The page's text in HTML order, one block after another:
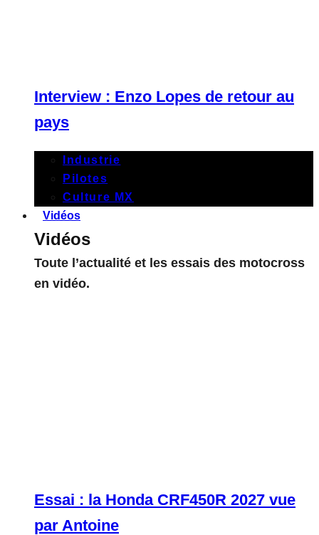
Interview : Enzo Lopes de retour au
pays
Industrie
Pilotes
Culture MX
Vidéos
Vidéos
Toute l’actualité et les essais des motocross
en vidéo.
Essai : la Honda CRF450R 2027 vue
par Antoine